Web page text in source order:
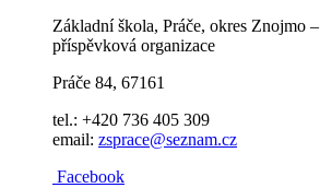
Základní škola, Práče, okres Znojmo –
příspěvková organizace
Práče 84, 67161
tel.: +420 736 405 309
email: zsprace@seznam.cz
Facebook